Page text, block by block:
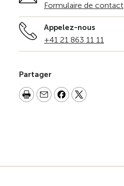
Formulaire de contact
Appelez-nous
+41 21 863 11 11
Partager